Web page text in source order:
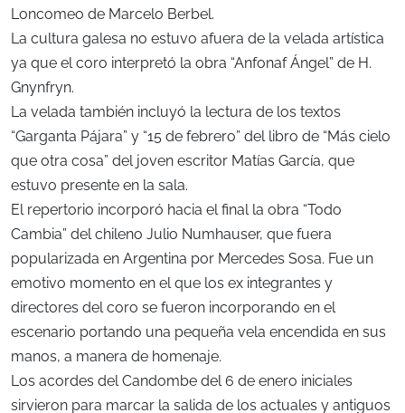
Loncomeo de Marcelo Berbel.
La cultura galesa no estuvo afuera de la velada artística
ya que el coro interpretó la obra “Anfonaf Ángel” de H.
Gnynfryn.
La velada también incluyó la lectura de los textos
“Garganta Pájara” y “15 de febrero” del libro de “Más cielo
que otra cosa” del joven escritor Matías García, que
estuvo presente en la sala.
El repertorio incorporó hacia el final la obra “Todo
Cambia” del chileno Julio Numhauser, que fuera
popularizada en Argentina por Mercedes Sosa. Fue un
emotivo momento en el que los ex integrantes y
directores del coro se fueron incorporando en el
escenario portando una pequeña vela encendida en sus
manos, a manera de homenaje.
Los acordes del Candombe del 6 de enero iniciales
sirvieron para marcar la salida de los actuales y antiguos